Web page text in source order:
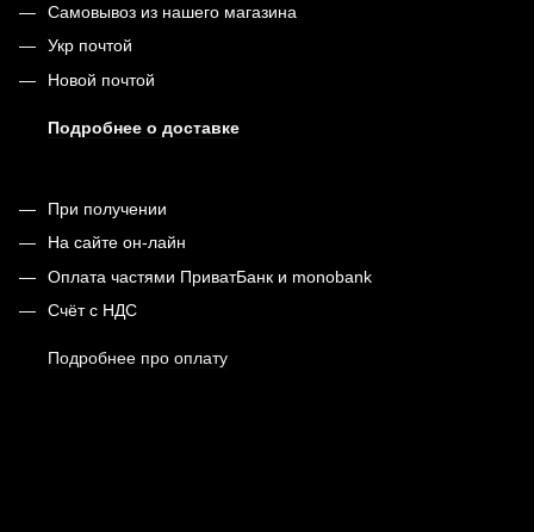
Самовывоз из нашего магазина
Укр почтой
Новой почтой
Подробнее о доставке
При получении
На сайте он-лайн
Оплата частями ПриватБанк и monobank
Счёт с НДС
Подробнее про оплату